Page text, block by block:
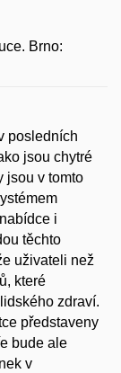
Brno:
posledních
jsou chytré
jsou v tomto
i
těchto
uživateli než
které
zdraví.
představeny
bude ale
v